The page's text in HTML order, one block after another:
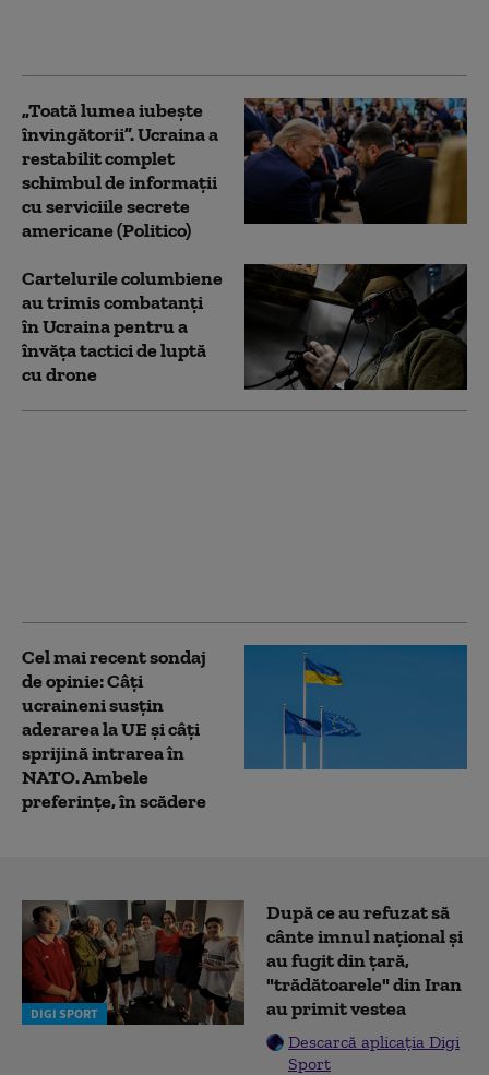
„Toată lumea iubește
învingătorii”. Ucraina a
restabilit complet
schimbul de informații
cu serviciile secrete
americane (Politico)
Cartelurile columbiene
au trimis combatanți
în Ucraina pentru a
învăța tactici de luptă
cu drone
Cel mai recent sondaj
de opinie: Câți
ucraineni susțin
aderarea la UE și câți
sprijină intrarea în
NATO. Ambele
preferințe, în scădere
DIGI SPORT
După ce au refuzat să
cânte imnul naţional şi
au fugit din ţară,
"trădătoarele" din Iran
au primit vestea
Descarcă aplicația Digi
Sport